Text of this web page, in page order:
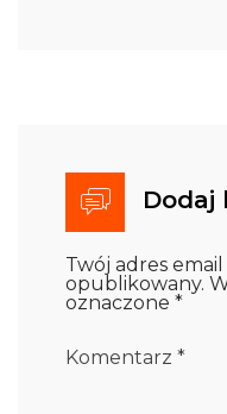
Dodaj
Twój adres
opublikowany.
oznaczone *
Komentarz *